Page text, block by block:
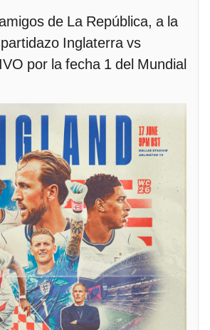
de La República, a la
Inglaterra vs
por la fecha 1 del Mundial